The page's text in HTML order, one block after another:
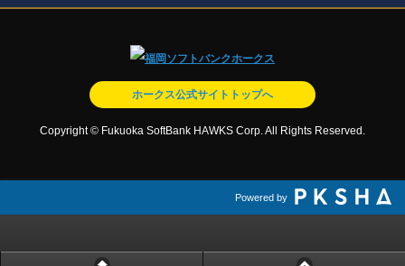
ホークス公式サイトトップへ
Copyright © Fukuoka SoftBank HAWKS Corp. All Rights Reserved.
Powered by